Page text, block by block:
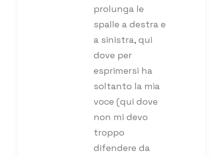
prolunga le
spalle a destra e
a sinistra, qui
dove per
esprimersi ha
soltanto la mia
voce (qui dove
non mi devo
troppo
difendere da